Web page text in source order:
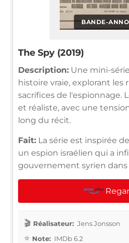
BANDE-
The Spy (2019)
Description: Une mini-
histoire vraie, explorant les
sacrifices de l'espionnage.
et réaliste, avec une
long du récit.
Fait: La série est inspirée
un espion israélien qui a
gouvernement syrien dans
Réalisateur: Jens Jonsson
Note: IMDb 6.2